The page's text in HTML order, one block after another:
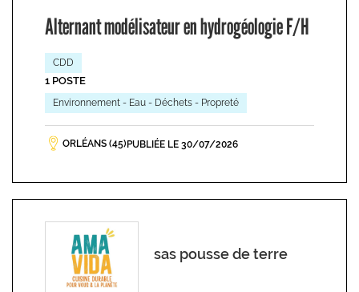
Alternant modélisateur en hydrogéologie F/H
CDD
1 POSTE
Environnement - Eau - Déchets - Propreté
ORLÉANS (45) PUBLIÉE LE 30/07/2026
sas pousse de terre